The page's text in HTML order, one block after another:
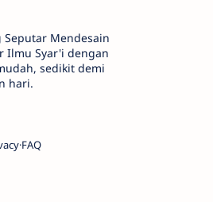
Mendesain
Ilmu Syar'i dengan
sedikit demi
hari.
FAQ